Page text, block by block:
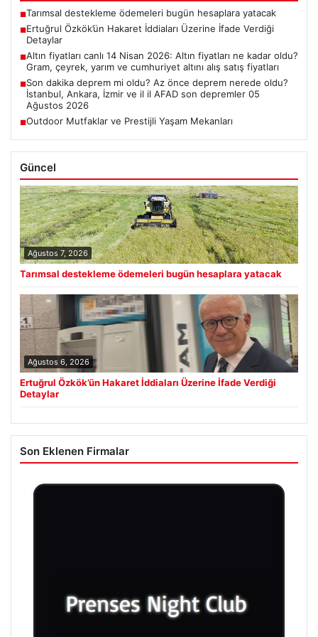
■Tarımsal destekleme ödemeleri bugün hesaplara yatacak
■Ertuğrul Özkök’ün Hakaret İddiaları Üzerine İfade Verdiği
Detaylar
■Altın fiyatları canlı 14 Nisan 2026: Altın fiyatları ne kadar oldu?
Gram, çeyrek, yarım ve cumhuriyet altını alış satış fiyatları
■Son dakika deprem mi oldu? Az önce deprem nerede oldu?
İstanbul, Ankara, İzmir ve il il AFAD son depremler 05
Ağustos 2026
■Outdoor Mutfaklar ve Prestijli Yaşam Mekanları
Güncel
Ağustos 7, 2026
Tarımsal destekleme ödemeleri bugün hesaplara yatacak
Ağustos 6, 2026
Ertuğrul Özkök’ün Hakaret İddiaları Üzerine İfade Verdiği
Detaylar
Son Eklenen Firmalar